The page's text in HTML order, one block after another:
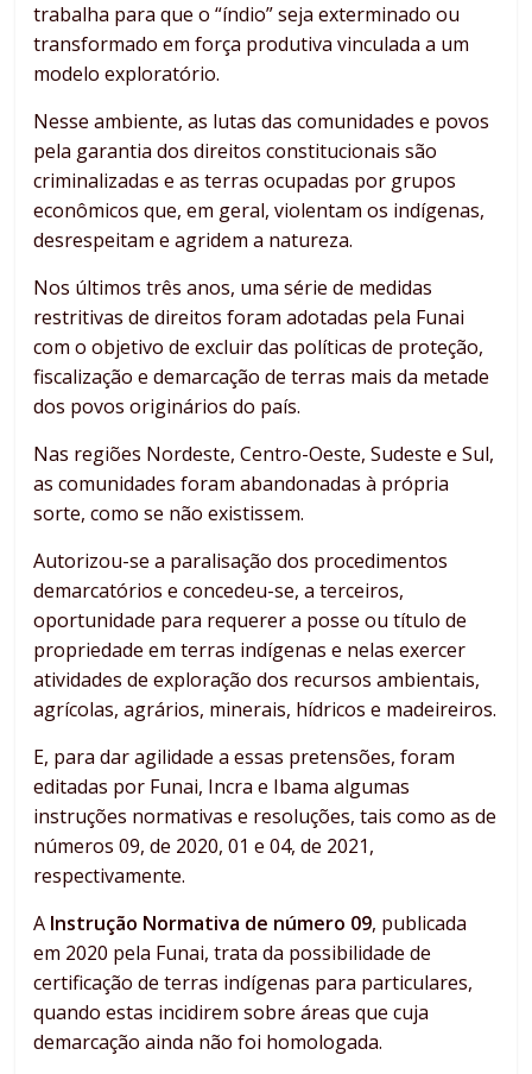
trabalha para que o “índio” seja exterminado ou
transformado em força produtiva vinculada a um
modelo exploratório.
Nesse ambiente, as lutas das comunidades e povos
pela garantia dos direitos constitucionais são
criminalizadas e as terras ocupadas por grupos
econômicos que, em geral, violentam os indígenas,
desrespeitam e agridem a natureza.
Nos últimos três anos, uma série de medidas
restritivas de direitos foram adotadas pela Funai
com o objetivo de excluir das políticas de proteção,
fiscalização e demarcação de terras mais da metade
dos povos originários do país.
Nas regiões Nordeste, Centro-Oeste, Sudeste e Sul,
as comunidades foram abandonadas à própria
sorte, como se não existissem.
Autorizou-se a paralisação dos procedimentos
demarcatórios e concedeu-se, a terceiros,
oportunidade para requerer a posse ou título de
propriedade em terras indígenas e nelas exercer
atividades de exploração dos recursos ambientais,
agrícolas, agrários, minerais, hídricos e madeireiros.
E, para dar agilidade a essas pretensões, foram
editadas por Funai, Incra e Ibama algumas
instruções normativas e resoluções, tais como as de
números 09, de 2020, 01 e 04, de 2021,
respectivamente.
A Instrução Normativa de número 09, publicada
em 2020 pela Funai, trata da possibilidade de
certificação de terras indígenas para particulares,
quando estas incidirem sobre áreas que cuja
demarcação ainda não foi homologada.